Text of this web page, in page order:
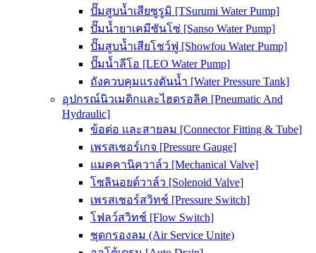
ปั๊มสูบน้ำเสียซูรูมิ [TSurumi Water Pump]
ปั๊มน้ำยาเคมีซันโซ่ [Sanso Water Pump]
ปั๊มสูบน้ำเสียโชว์ฟู [Showfou Water Pump]
ปั๊มน้ำลีโอ [LEO Water Pump]
ถังควบคุมแรงดันน้ำ [Water Pressure Tank]
อุปกรณ์นิวเมติกและไฮดรอลิค [Pneumatic And
Hydraulic]
ข้อต่อ และสายลม [Connector Fitting & Tube]
เพรสเชอร์เกจ [Pressure Gauge]
แมคคานิควาล์ว [Mechanical Valve]
โซลินอยด์วาล์ว [Solenoid Valve]
เพรสเชอร์สวิทช์ [Pressure Switch]
โฟลว์สวิทช์ [Flow Switch]
ชุดกรองลม (Air Service Unite)